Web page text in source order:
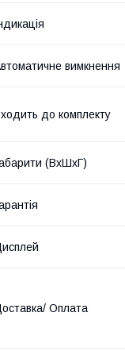
вимкнення
до комплекту
(ВхШхГ)
Оплата